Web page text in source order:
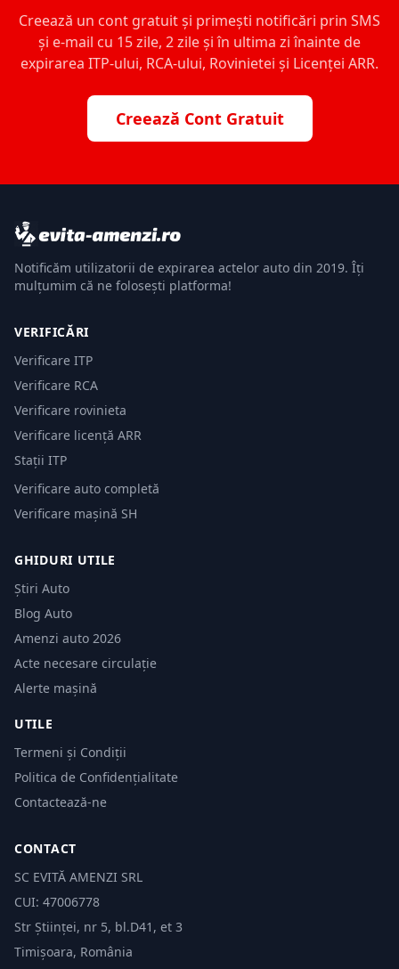
Creează un cont gratuit și primești notificări prin SMS
și e-mail cu 15 zile, 2 zile și în ultima zi înainte de
expirarea ITP-ului, RCA-ului, Rovinietei și Licenței ARR.
Creează Cont Gratuit
Notificăm utilizatorii de expirarea actelor auto din 2019. Îți
mulțumim că ne folosești platforma!
VERIFICĂRI
Verificare ITP
Verificare RCA
Verificare rovinieta
Verificare licență ARR
Stații ITP
Verificare auto completă
Verificare mașină SH
GHIDURI UTILE
Știri Auto
Blog Auto
Amenzi auto 2026
Acte necesare circulație
Alerte mașină
UTILE
Termeni și Condiții
Politica de Confidențialitate
Contactează-ne
CONTACT
SC EVITĂ AMENZI SRL
CUI: 47006778
Str Științei, nr 5, bl.D41, et 3
Timișoara, România